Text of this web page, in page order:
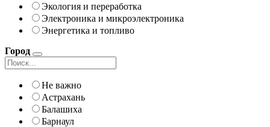
Экология и переработка
Электроника и микроэлектроника
Энергетика и топливо
Город
Не важно
Астрахань
Балашиха
Барнаул